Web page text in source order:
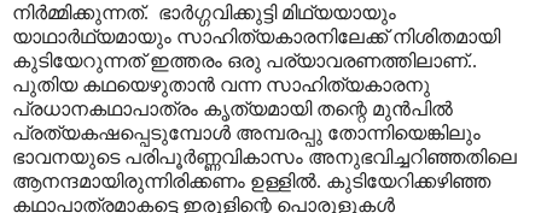
നിർമ്മിക്കുന്നത്. ഭാർഗ്ഗവിക്കുട്ടി മിഥ്യയായും
യാഥാർഥ്യമായും സാഹിത്യകാരനിലേക്ക് നിശിതമായി
കുടിയേറുന്നത് ഇത്തരം ഒരു പര്യാവരണത്തിലാണ്..
പുതിയ കഥയെഴുതാൻ വന്ന സാഹിത്യകാരനു
പ്രധാനകഥാപാത്രം കൃത്യമായി തന്റെ മുൻപിൽ
പ്രത്യകഷപ്പെടുമ്പോൾ അമ്പരപ്പു തോന്നിയെങ്കിലും
ഭാവനയുടെ പരിപൂർണ്ണവികാസം അനുഭവിച്ചറിഞ്ഞതിലെ
ആനന്ദമായിരുന്നിരിക്കണം ഉള്ളിൽ. കുടിയേറിക്കഴിഞ്ഞ
കഥാപാത്രമാകട്ടെ ഇരുളിന്റെ പൊരുളുകൾ